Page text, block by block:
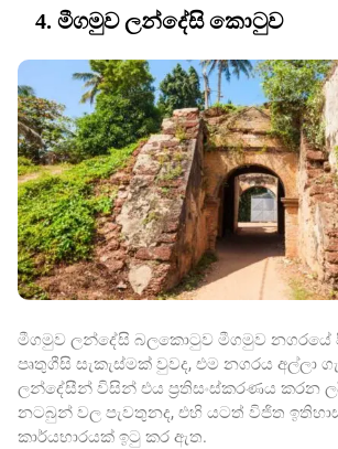
4. මීගමුව ලන්දේසි කොටුව
මීගමුව ලන්දේසි බලකොටුව මීගමුව නගරයේ
පෘතුගීසි සැකැස්මක් වුවද, එම නගරය අල්ලා
ලන්දේසීන් විසින් එය ප්‍රතිසංස්කරණය කරන
නටබුන් වල පැවතුනද, එහි යටත් විජිත
කාර්යභාරයක් ඉටු කර ඇත.